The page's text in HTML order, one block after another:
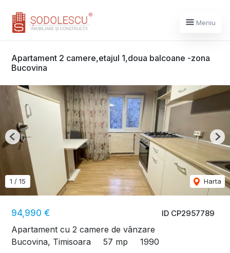
Meniu
Apartament 2 camere,etajul 1,doua balcoane -zona
Bucovina
ID CP2957789
94,990 €
Apartament cu 2 camere de vânzare
Bucovina, Timisoara
57 mp 1990
1 / 15 Harta
Previous